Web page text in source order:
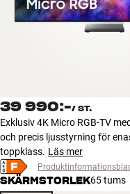
Tillbehör
NYHETER
ERBJUDANDEN
39 990:-/ ST.
Exklusiv 4K Micro RGB-TV
och precis ljusstyrning för
toppklass. Läs mer
SKÄRMSTORLEK65 tums